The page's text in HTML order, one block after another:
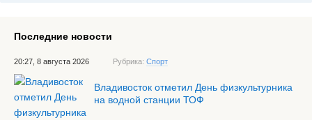
Последние новости
20:27, 8 августа 2026 Рубрика: Спорт
Владивосток отметил День физкультурника
на водной станции ТОФ